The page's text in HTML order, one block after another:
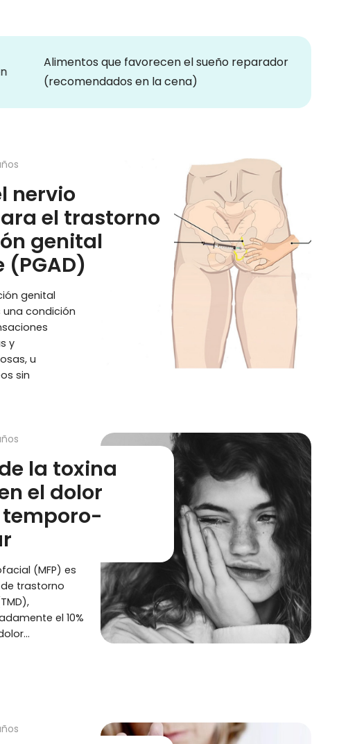
Alimentos que favorecen el sueño reparador
(recomendados en la cena)
nervio
el trastorno
genital
genital
una condición
y
u
sin
la toxina
el dolor
(MFP) es
trastorno
el 10%